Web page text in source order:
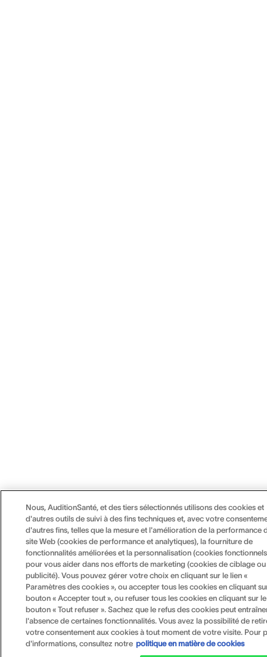
Nous, AuditionSanté, et des tiers sélectionnés utilisons des cookies et
d'autres outils de suivi à des fins techniques et, avec votre
d'autres fins, telles que la mesure et l'amélioration de la performance
site Web (cookies de performance et analytiques), la fourniture de
fonctionnalités améliorées et la personnalisation (cookies
pour vous aider dans nos efforts de marketing (cookies de ciblage
publicité). Vous pouvez gérer votre choix en cliquant sur le lien «
Paramètres des cookies », ou accepter tous les cookies en cliquant
bouton « Accepter tout », ou refuser tous les cookies en cliquant sur le
bouton « Tout refuser ». Sachez que le refus des cookies peut
l'absence de certaines fonctionnalités. Vous avez la possibilité de
votre consentement aux cookies à tout moment de votre visite. Pour
d'informations, consultez notre politique en matière de cookies